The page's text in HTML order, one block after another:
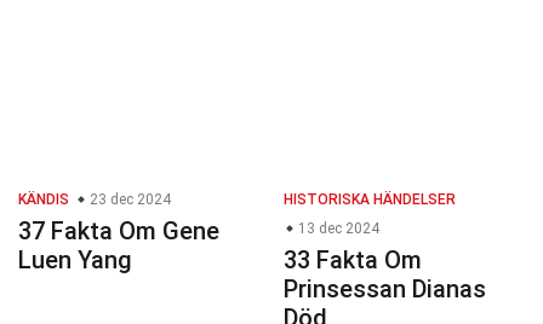
KÄNDIS 23 dec 2024
37 Fakta Om Gene
Luen Yang
HISTORISKA HÄNDELSER
13 dec 2024
33 Fakta Om
Prinsessan Dianas